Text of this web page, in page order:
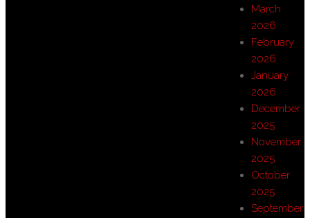
March
2026
February
2026
January
2026
December
2025
November
2025
October
2025
September